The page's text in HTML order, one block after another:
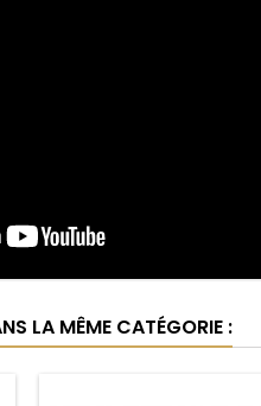
LA MÊME CATÉGORIE :